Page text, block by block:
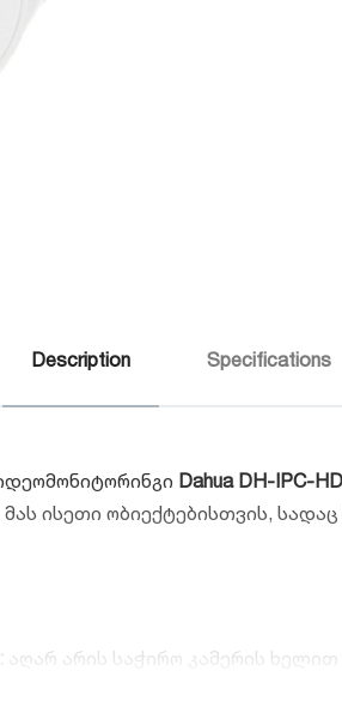
Description Specifications
Dahua DH-IPC-
ისეთი ობიექტებისთვის,
აღარ არის საჭირო კამერის